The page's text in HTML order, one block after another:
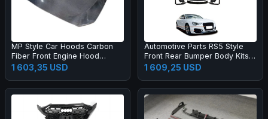
MP Style Car Hoods Carbon
Fiber Front Engine Hood
Bonnet for M2C F87 F22
1 603,35 USD
Automotive Parts RS5 Style
Front Rear Bumper Body Kits
for A5 S5 B8.5 2013-2016
Upgrade 2017-2019 Body Kit
1 609,25 USD